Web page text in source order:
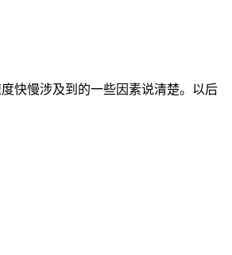
快慢涉及到的一些因素说清楚。以后